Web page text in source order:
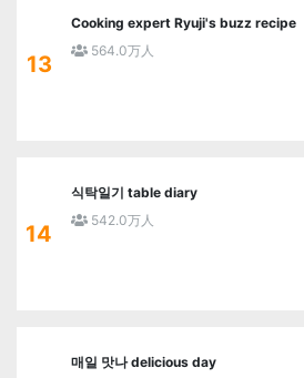
13
Cooking expert Ryuji's buzz recipe
564.0万人
14
식탁일기 table diary
542.0万人
매일 맛나 delicious day